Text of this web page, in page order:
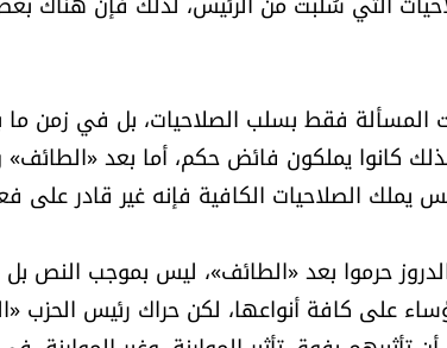
فقط بسلب الصلاحيات، بل في زمن ما
كانوا يملكون فائض حكم، أما بعد
يملك الصلاحيات الكافية فإنه غير قادر
حرموا بعد «الطائف»، ليس بموجب النص بل
على كافة أنواعها، لكن حراك رئيس الحزب